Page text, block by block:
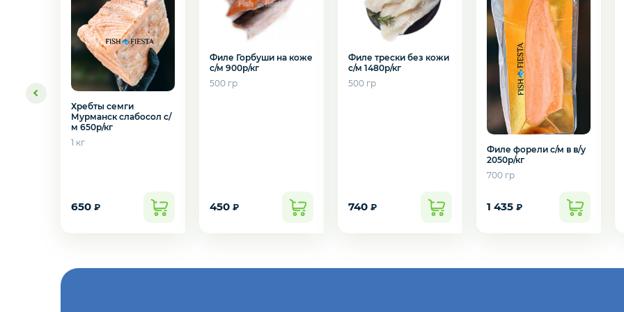
Креветки
Орехи
Икра
Хребты семги
Мурманск слабосол с/
м 650р/кг
1 кг
650 ₽
Филе Горбуши на коже
с/м 900р/кг
500 гр
450 ₽
Филе трески без кожи
с/м 1480р/кг
500 гр
740 ₽
Филе форели с/м в в/у
2050р/кг
700 гр
1 435 ₽